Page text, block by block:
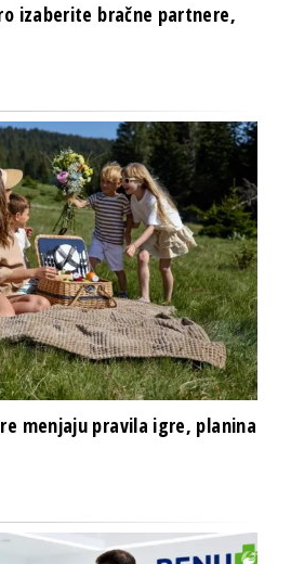
izaberite bračne partnere,
menjaju pravila igre, planina